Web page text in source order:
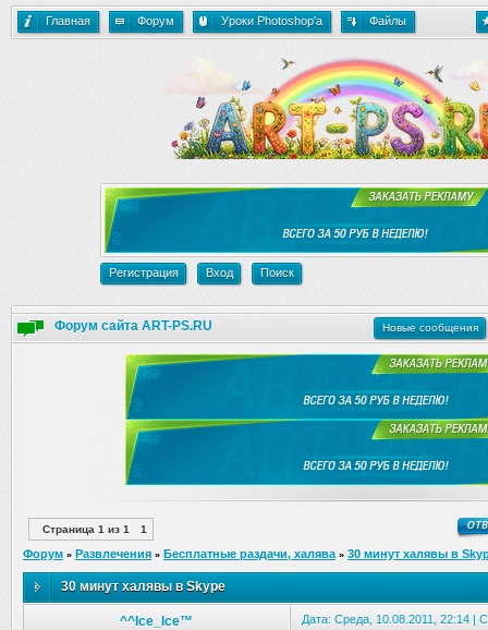
Главная Форум Уроки Photoshop'a Файлы
Регистрация Вход Поиск
Форум сайта ART-PS.RU Новые сообщения
Страница 1 из 1 1
Форум » Развлечения » Бесплатные раздачи, халява » 30 минут халявы в
30 минут халявы в Skype
^^Ice_Ice™ Дата: Среда, 10.08.2011, 22:14 |